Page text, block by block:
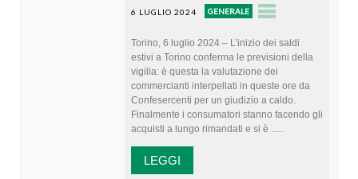
6 LUGLIO 2024 GENERALE
Torino, 6 luglio 2024 – L’inizio dei saldi
estivi a Torino conferma le previsioni della
vigilia: è questa la valutazione dei
commercianti interpellati in queste ore da
Confesercenti per un giudizio a caldo.
Finalmente i consumatori stanno facendo gli
acquisti a lungo rimandati e si è .....
LEGGI